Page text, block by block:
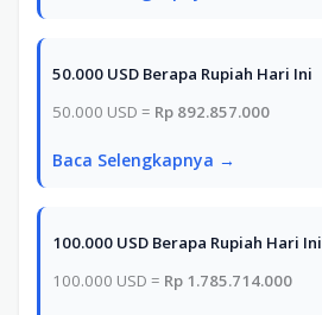
50.000 USD Berapa Rupiah Hari Ini
50.000 USD = Rp 892.857.000
Baca Selengkapnya →
100.000 USD Berapa Rupiah Hari Ini
100.000 USD = Rp 1.785.714.000